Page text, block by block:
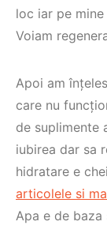
loc iar pe
Voiam
Apoi am
care nu
de suplimente
iubirea dar sa
hidratare e
articolele si
Apa e de baza